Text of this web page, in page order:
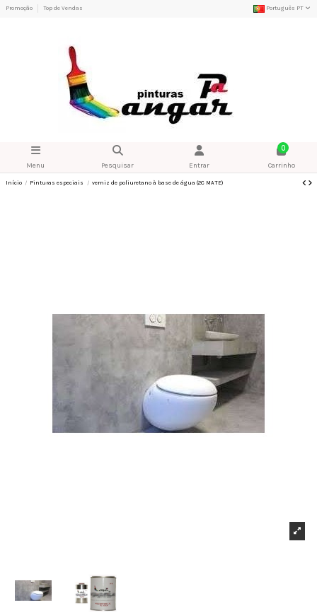
Promoção Top de Vendas Português PT
Menu Pesquisar Entrar
0
Carrinho
Início Pinturas especiais verniz de poliuretano à base de água (2C MATE)